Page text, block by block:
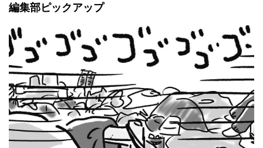
編集部ピックアップ